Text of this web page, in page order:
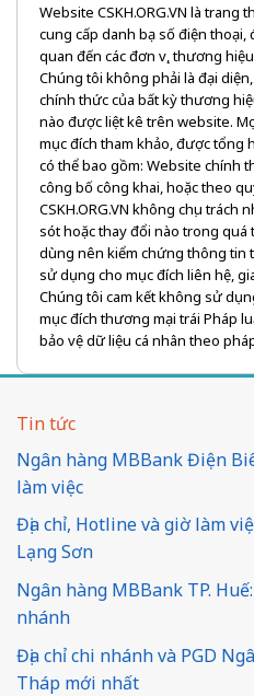
Website CSKH.ORG.VN là
cung cấp danh bạ số điện thoại,
quan đến các đơn vị, thương
Chúng tôi không phải là đại
chính thức của bất kỳ thương
nào được liệt kê trên website.
mục đích tham khảo, được tổng
có thể bao gồm: Website chính
công bố công khai, hoặc theo
CSKH.ORG.VN không chịu trách
sót hoặc thay đổi nào trong
dùng nên kiểm chứng thông tin
sử dụng cho mục đích liên hệ,
Chúng tôi cam kết không sử
mục đích thương mại trái Pháp
bảo vệ dữ liệu cá nhân theo
Tin tức
Ngân hàng MBBank Điện
làm việc
Địa chỉ, Hotline và giờ làm
Lạng Sơn
Ngân hàng MBBank TP.
nhánh
Địa chỉ chi nhánh và PGD
Tháp mới nhất